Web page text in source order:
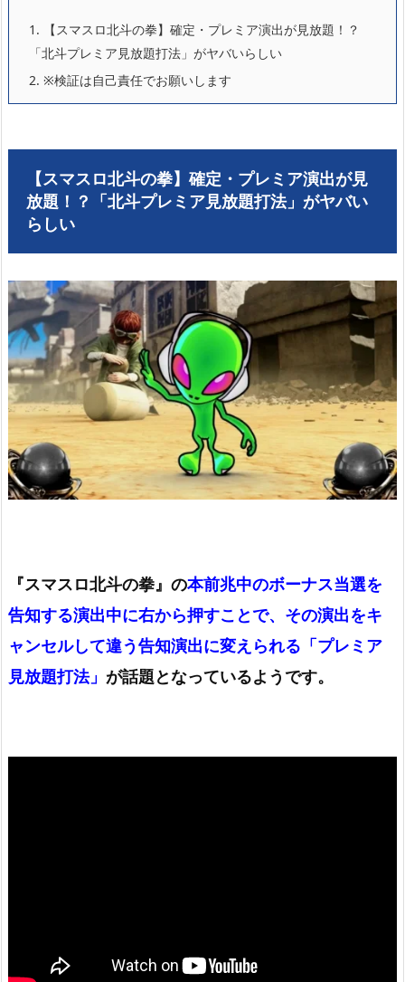
1. 【スマスロ北斗の拳】確定・プレミア演出が見放題！？
「北斗プレミア見放題打法」がヤバいらしい
2. ※検証は自己責任でお願いします
【スマスロ北斗の拳】確定・プレミア演出が見
放題！？「北斗プレミア見放題打法」がヤバい
らしい
『スマスロ北斗の拳』の本前兆中のボーナス当選を
告知する演出中に右から押すことで、その演出をキ
ャンセルして違う告知演出に変えられる「プレミア
見放題打法」 が話題となっているようです。